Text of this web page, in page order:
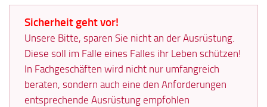
Sicherheit geht vor!
Unsere Bitte, sparen Sie nicht an der Ausrüstung.
Diese soll im Falle eines Falles ihr Leben schützen!
In Fachgeschäften wird nicht nur umfangreich
beraten, sondern auch eine den Anforderungen
entsprechende Ausrüstung empfohlen